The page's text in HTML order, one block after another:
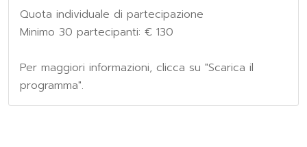
Quota individuale di partecipazione
Minimo 30 partecipanti: € 130
Per maggiori informazioni, clicca su "Scarica il
programma".